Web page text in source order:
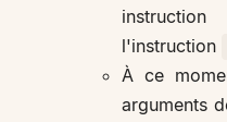
l'instruction
À ce
arguments